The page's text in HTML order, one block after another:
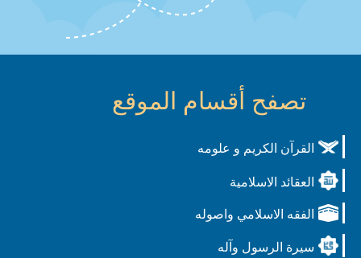
تصفح أقسام الموقع
القرآن الكريم و علومه
العقائد الاسلامية
الفقه الاسلامي واصوله
سيرة الرسول وآله